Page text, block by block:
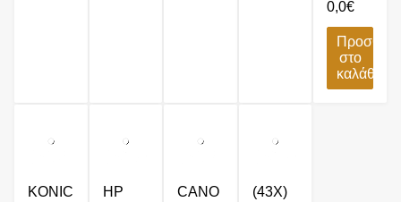
0,0€
στο
καλάθι
KONIC
HP
CANO
(43X)